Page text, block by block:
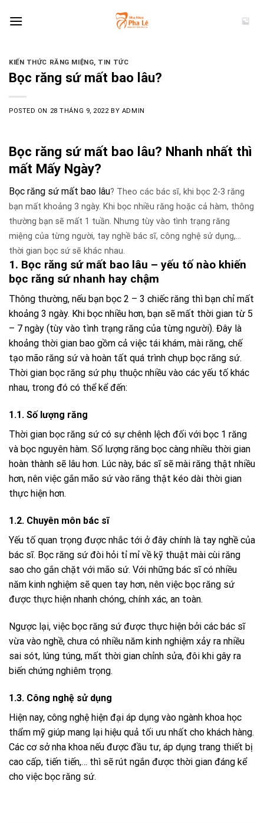
KIẾN THỨC RĂNG MIỆNG, TIN TỨC
Bọc răng sứ mất bao lâu?
POSTED ON 28 THÁNG 9, 2022 BY ADMIN
Bọc răng sứ mất bao lâu? Nhanh nhất thì
mất Mấy Ngày?
Bọc răng sứ mất bao lâu? Theo các bác sĩ, khi bọc 2-3 răng
bạn mất khoảng 3 ngày. Khi bọc nhiều răng hoặc cả hàm, thông
thường bạn sẽ mất 1 tuần. Nhưng tùy vào tình trạng răng
miệng của từng người, tay nghề bác sĩ, công nghệ sử dụng,…
thời gian bọc sứ sẽ khác nhau.
1. Bọc răng sứ mất bao lâu – yếu tố nào khiến
bọc răng sứ nhanh hay chậm
Thông thường, nếu bạn bọc 2 – 3 chiếc răng thì bạn chỉ mất
khoảng 3 ngày. Khi bọc nhiều hơn, bạn sẽ mất thời gian từ 5
– 7 ngày (tùy vào tình trạng răng của từng người). Đây là
khoảng thời gian bao gồm cả việc tái khám, mài răng, chế
tạo mão răng sứ và hoàn tất quá trình chụp bọc răng sứ.
Thời gian bọc răng sứ phụ thuộc nhiều vào các yếu tố khác
nhau, trong đó có thể kể đến:
1.1. Số lượng răng
Thời gian bọc răng sứ có sự chênh lệch đối với bọc 1 răng
và bọc nguyên hàm. Số lượng răng bọc càng nhiều thời gian
hoàn thành sẽ lâu hơn. Lúc này, bác sĩ sẽ mài răng thật nhiều
hơn, nên việc gắn mão sứ vào răng thật kéo dài thời gian
thực hiện hơn.
1.2. Chuyên môn bác sĩ
Yếu tố quan trọng được nhắc tới ở đây chính là tay nghề của
bác sĩ. Bọc răng sứ đòi hỏi tỉ mỉ về kỹ thuật mài cùi răng
sao cho gắn chặt với mão sứ. Với những bác sĩ có nhiều
năm kinh nghiệm sẽ quen tay hơn, nên việc bọc răng sứ
được thực hiện nhanh chóng, chính xác, an toàn.
Ngược lại, việc bọc răng sứ được thực hiện bởi các bác sĩ
vừa vào nghề, chưa có nhiều năm kinh nghiệm xảy ra nhiều
sai sót, lúng túng, mất thời gian chỉnh sửa, đôi khi gây ra
biến chứng nghiêm trọng.
1.3. Công nghệ sử dụng
Hiện nay, công nghệ hiện đại áp dụng vào ngành khoa học
thẩm mỹ giúp mang lại hiệu quả tối ưu nhất cho khách hàng.
Các cơ sởnha khoa nếu được đầu tư, áp dụng trang thiết bị
cao cấp, tiến tiến,… thì sẽ rút ngắn được thời gian đáng kể
cho việc bọc răng sứ.